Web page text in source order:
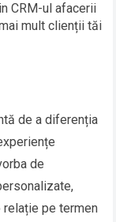
CRM-ul afacerii
mult clienții tăi
de a diferenția
de
pe termen